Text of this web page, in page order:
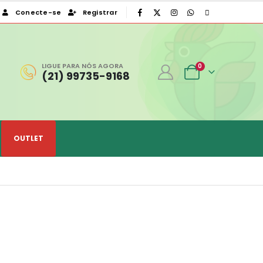
Conecte-se Registrar
LIGUE PARA NÓS AGORA
(21) 99735-9168
0
OUTLET